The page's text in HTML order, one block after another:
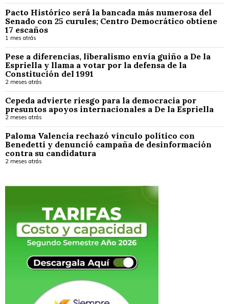
Pacto Histórico será la bancada más numerosa del
Senado con 25 curules; Centro Democrático obtiene
17 escaños
1 mes atrás
Pese a diferencias, liberalismo envía guiño a De la
Espriella y llama a votar por la defensa de la
Constitución del 1991
2 meses atrás
Cepeda advierte riesgo para la democracia por
presuntos apoyos internacionales a De la Espriella
2 meses atrás
Paloma Valencia rechazó vínculo político con
Benedetti y denunció campaña de desinformación
contra su candidatura
2 meses atrás